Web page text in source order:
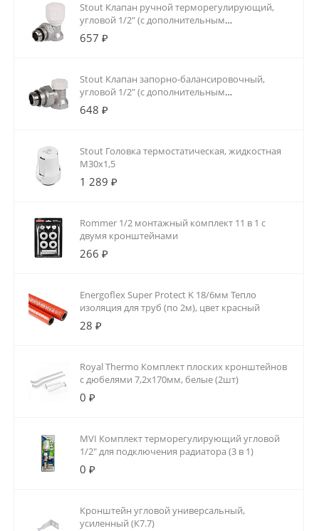
Stout Клапан ручной терморегулирующий,
угловой 1/2" (с дополнительным
уплотнением)
657 ₽
Stout Клапан запорно-балансировочный,
угловой 1/2" (с дополнительным
уплотнением)
648 ₽
Stout Головка термостатическая, жидкостная
M30x1,5
1 289 ₽
Rommer 1/2 монтажный комплект 11 в 1 с
двумя кронштейнами
266 ₽
Energoflex Super Protect K 18/6мм Тепло
изоляция для труб (по 2м), цвет красный
28 ₽
Royal Thermo Комплект плоских кронштейнов
с дюбелями 7,2х170мм, белые (2шт)
0 ₽
MVI Комплект терморегулирующий угловой
1/2" для подключения радиатора (3 в 1)
0 ₽
Кронштейн угловой универсальный,
усиленный (К7.7)